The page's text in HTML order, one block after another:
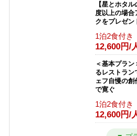
【星とホタ
度以上の場合
クをプレゼン
1泊2食付き
12,600円/
＜基本プラ
るレストラン
ェフ自慢の創
で寛ぐ
1泊2食付き
12,600円/
【2〜3連泊